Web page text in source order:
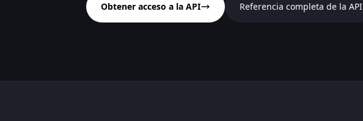
Obtener acceso a la API Referencia completa de la API